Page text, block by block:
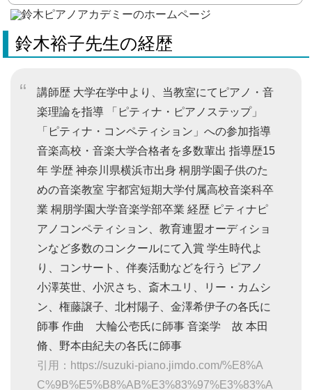
鈴木裕子先生の経歴
講師歴 大学在学中より、当教室にてピアノ・音
楽理論を指導 「ピティナ・ピアノステップ」
「ピティナ・コンペティション」への参加指導
音楽高校・音楽大学合格者を多数輩出 指導歴15
年 学歴 神奈川県横浜市出身 桐朋学園子供のた
めの音楽教室 宇都宮短期大学付属高校音楽科卒
業 桐朋学園大学音楽学部卒業 経歴 ピティナピ
アノコンペティション、教育連盟オーディショ
ンなど多数のコンクールにて入賞 学生時代よ
り、コンサート、伴奏活動などを行う ピアノ
小澤英世、小沢さち、斎木ユリ、リー・カムシ
ン、権藤譲子、北村陽子、金澤希伊子の各氏に
師事 作曲 大輪公壱氏に師事 音楽学 故 本田
脩、野本由紀夫の各氏に師事
引用：https://suzuki-piano.jimdo.com/%E8%A
C%9B%E5%B8%AB%E3%83%97%E3%83%A